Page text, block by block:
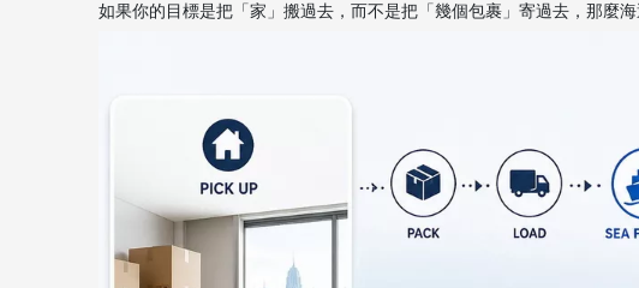
如果你的目標是把「家」搬過去，而不是把「幾個包裹」寄過去，那麼